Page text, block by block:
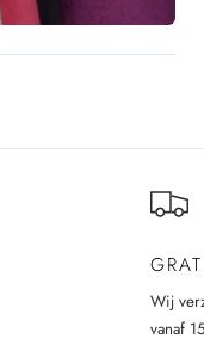
Wij
vanaf